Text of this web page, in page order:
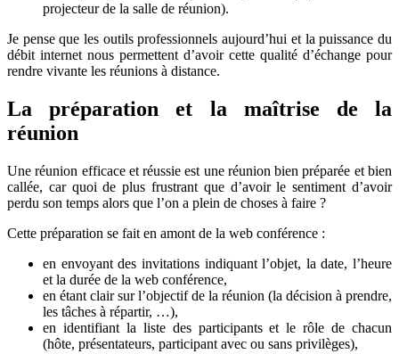
projecteur de la salle de réunion).
Je pense que les outils professionnels aujourd’hui et la puissance du
débit internet nous permettent d’avoir cette qualité d’échange pour
rendre vivante les réunions à distance.
La préparation et la maîtrise de la
réunion
Une réunion efficace et réussie est une réunion bien préparée et bien
callée, car quoi de plus frustrant que d’avoir le sentiment d’avoir
perdu son temps alors que l’on a plein de choses à faire ?
Cette préparation se fait en amont de la web conférence :
en envoyant des invitations indiquant l’objet, la date, l’heure
et la durée de la web conférence,
en étant clair sur l’objectif de la réunion (la décision à prendre,
les tâches à répartir, …),
en identifiant la liste des participants et le rôle de chacun
(hôte, présentateurs, participant avec ou sans privilèges),